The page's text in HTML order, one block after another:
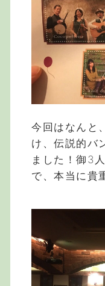
今回はなんと
け、伝説的バ
ました！御3
で、本当に貴